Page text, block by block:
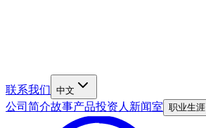
联系我们 中文
公司简介故事产品投资人新闻室 职业生涯